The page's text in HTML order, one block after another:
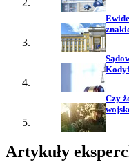
Czy
Artykuły